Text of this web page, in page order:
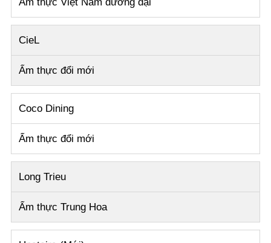
CieL
Ẩm thực đổi mới
Coco Dining
Ẩm thực đổi mới
Long Trieu
Ẩm thực Trung Hoa